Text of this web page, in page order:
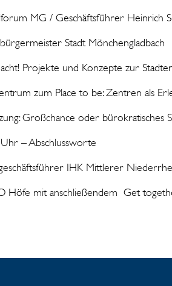
MG / Geschäftsführer Heinrich
Stadt Mönchengladbach
Projekte und Konzepte zur
zum Place to be: Zentren als
Großchance oder bürokratisches
Uhr – Abschlussworte
IHK Mittlerer
Höfe mit anschließendem Get